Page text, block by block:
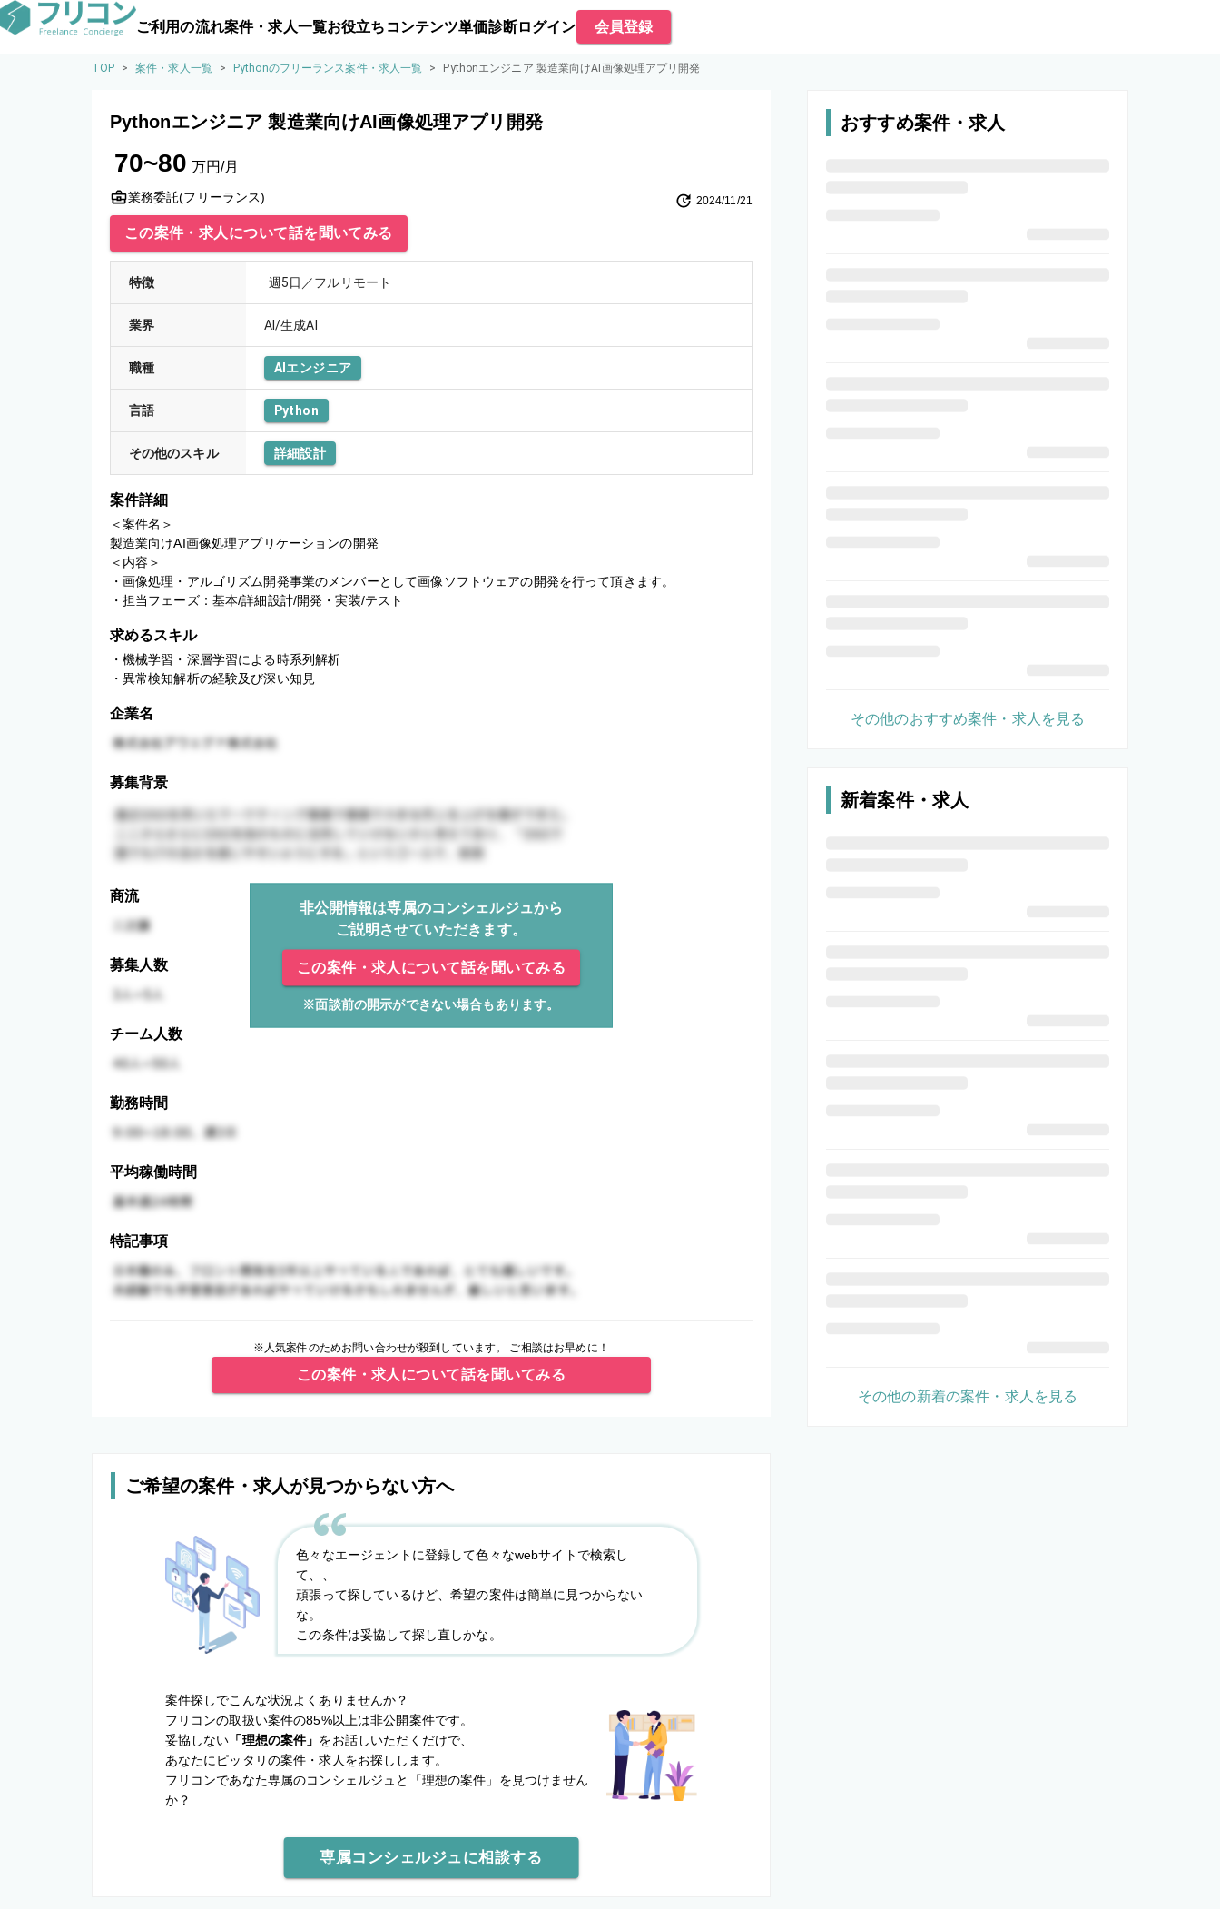
ご利用の流れ案件・求人一覧お役立ちコンテンツ単価診断ログイン 会員登録
TOP > 案件・求人一覧 > Pythonのフリーランス案件・求人一覧 > Pythonエンジニア 製造業向けAI画像処理アプリ開発
Pythonエンジニア 製造業向けAI画像処理アプリ開発
70~80 万円/月
業務委託(フリーランス) 2024/11/21
この案件・求人について話を聞いてみる
特徴 週5日／フルリモート
業界 AI/生成AI
職種 AIエンジニア
言語 Python
その他のスキル 詳細設計
案件詳細
＜案件名＞
製造業向けAI画像処理アプリケーションの開発
＜内容＞
・画像処理・アルゴリズム開発事業のメンバーとして画像ソフトウェアの開発を行って頂きます。
・担当フェーズ：基本/詳細設計/開発・実装/テスト
求めるスキル
・機械学習・深層学習による時系列解析
・異常検知解析の経験及び深い知見
企業名
募集背景
商流
非公開情報は専属のコンシェルジュから
ご説明させていただきます。
この案件・求人について話を聞いてみる
※面談前の開示ができない場合もあります。
募集人数
チーム人数
勤務時間
平均稼働時間
特記事項
※人気案件のためお問い合わせが殺到しています。 ご相談はお早めに！
この案件・求人について話を聞いてみる
ご希望の案件・求人が見つからない方へ
色々なエージェントに登録して色々なwebサイトで検索し
て、、
頑張って探しているけど、希望の案件は簡単に見つからない
な。
この条件は妥協して探し直しかな。
案件探しでこんな状況よくありませんか？
フリコンの取扱い案件の85%以上は非公開案件です。
妥協しない 「理想の案件」 をお話しいただくだけで、
あなたにピッタリの案件・求人をお探しします。
フリコンであなた専属のコンシェルジュと
「理想の案件」を見つけません
か？
専属コンシェルジュに相談する
おすすめ案件・求人
その他のおすすめ案件・求人を見る
新着案件・求人
その他の新着の案件・求人を見る